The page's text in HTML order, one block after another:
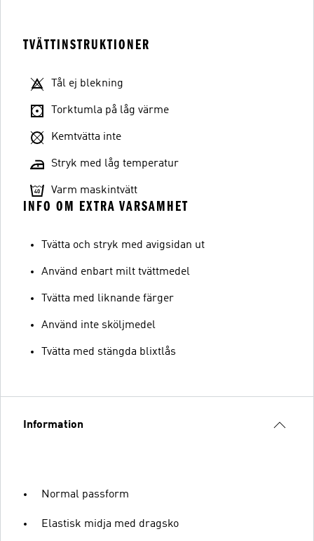
TVÄTTINSTRUKTIONER
Tål ej blekning
Torktumla på låg värme
Kemtvätta inte
Stryk med låg temperatur
Varm maskintvätt
INFO OM EXTRA VARSAMHET
Tvätta och stryk med avigsidan ut
Använd enbart milt tvättmedel
Tvätta med liknande färger
Använd inte sköljmedel
Tvätta med stängda blixtlås
Information
Normal passform
Elastisk midja med dragsko